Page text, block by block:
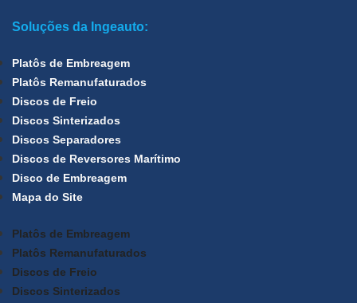
Soluções da Ingeauto:
Platôs de Embreagem
Platôs Remanufaturados
Discos de Freio
Discos Sinterizados
Discos Separadores
Discos de Reversores Marítimo
Disco de Embreagem
Mapa do Site
Platôs de Embreagem
Platôs Remanufaturados
Discos de Freio
Discos Sinterizados